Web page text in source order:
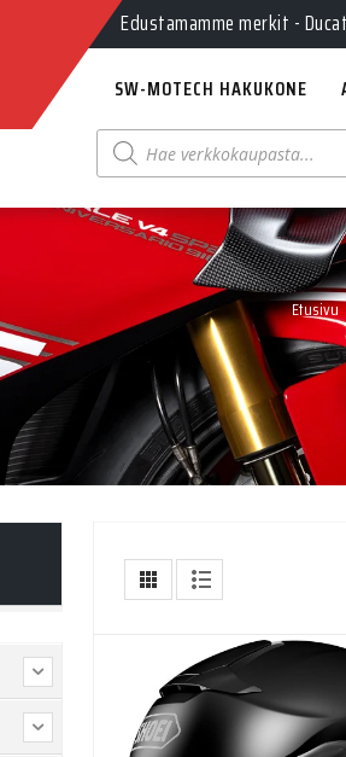
Edustamamme merkit -
SW-MOTECH HAKUKONE
Products
search
Etusivu